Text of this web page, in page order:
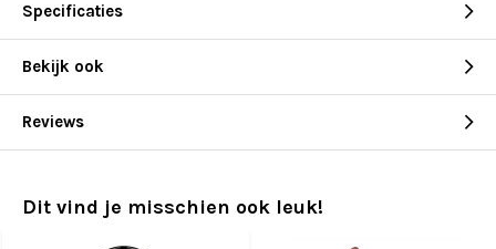
Specificaties
Bekijk ook
Reviews
Dit vind je misschien ook leuk!